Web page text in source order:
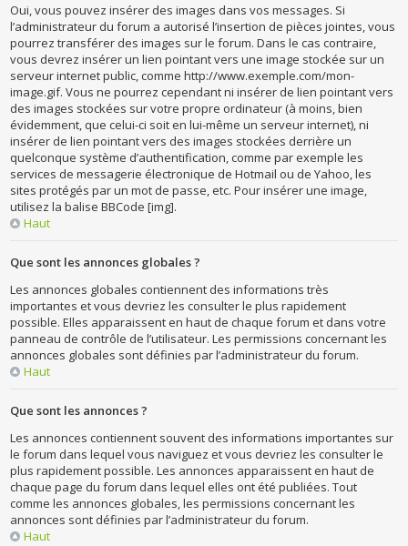
Oui, vous pouvez insérer des images dans vos messages. Si
l’administrateur du forum a autorisé l’insertion de pièces jointes, vous
pourrez transférer des images sur le forum. Dans le cas contraire,
vous devrez insérer un lien pointant vers une image stockée sur un
serveur internet public, comme http://www.exemple.com/mon-
image.gif. Vous ne pourrez cependant ni insérer de lien pointant vers
des images stockées sur votre propre ordinateur (à moins, bien
évidemment, que celui-ci soit en lui-même un serveur internet), ni
insérer de lien pointant vers des images stockées derrière un
quelconque système d’authentification, comme par exemple les
services de messagerie électronique de Hotmail ou de Yahoo, les
sites protégés par un mot de passe, etc. Pour insérer une image,
utilisez la balise BBCode [img].
Haut
Que sont les annonces globales ?
Les annonces globales contiennent des informations très
importantes et vous devriez les consulter le plus rapidement
possible. Elles apparaissent en haut de chaque forum et dans votre
panneau de contrôle de l’utilisateur. Les permissions concernant les
annonces globales sont définies par l’administrateur du forum.
Haut
Que sont les annonces ?
Les annonces contiennent souvent des informations importantes sur
le forum dans lequel vous naviguez et vous devriez les consulter le
plus rapidement possible. Les annonces apparaissent en haut de
chaque page du forum dans lequel elles ont été publiées. Tout
comme les annonces globales, les permissions concernant les
annonces sont définies par l’administrateur du forum.
Haut